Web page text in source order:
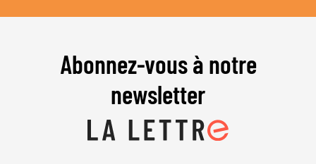
Abonnez-vous à notre
newsletter